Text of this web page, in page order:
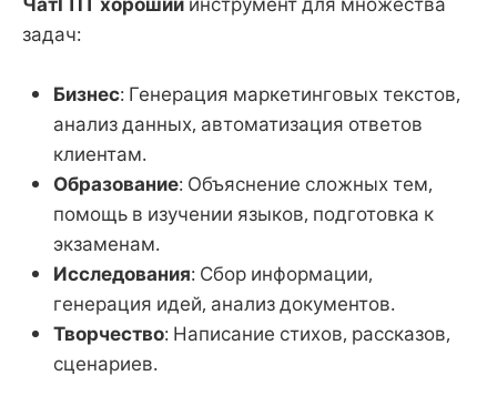
задач:
Бизнес: Генерация маркетинговых текстов,
анализ данных, автоматизация ответов
клиентам.
Образование: Объяснение сложных тем,
помощь в изучении языков, подготовка к
экзаменам.
Исследования: Сбор информации,
генерация идей, анализ документов.
Творчество: Написание стихов, рассказов,
сценариев.